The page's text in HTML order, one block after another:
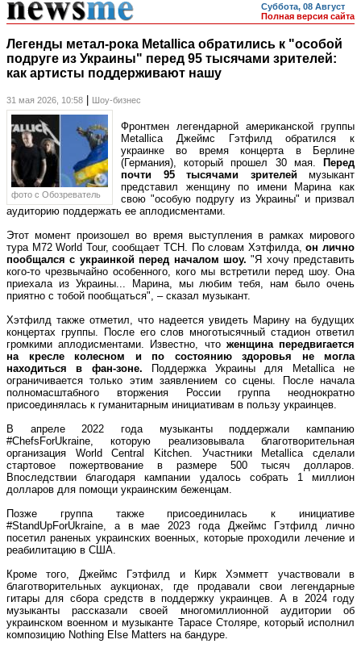
Суббота, 08 Август
Полная версия сайта
Легенды метал-рока Metallica обратились к "особой
подруге из Украины" перед 95 тысячами зрителей:
как артисты поддерживают нашу
31 мая 2026, 10:58 Шоу-бизнес
фото c Обозреватель
Фронтмен легендарной американской группы
Metallica Джеймс Гэтфилд обратился к
украинке во время концерта в Берлине
(Германия), который прошел 30 мая.
Перед
почти 95 тысячами зрителеймузыкант
представил женщину по имени Марина как
свою "особую подругу из Украины" и призвал
аудиторию поддержать ее аплодисментами.
Этот момент произошел во время выступления в рамках мирового
тура M72 World Tour, сообщает ТСН. По словам Хэтфилда,он лично
пообщался с украинкой перед началом шоу."Я хочу представить
кого-то чрезвычайно особенного, кого мы встретили перед шоу. Она
приехала из Украины... Марина, мы любим тебя, нам было очень
приятно с тобой пообщаться", – сказал музыкант.
Хэтфилд также отметил, что надеется увидеть Марину на будущих
концертах группы. После его слов многотысячный стадион ответил
громкими аплодисментами. Известно, что женщина передвигается
на кресле колесном и по состоянию здоровья не могла
находиться в фан-зоне.
Поддержка Украины для Metallica не
ограничивается только этим заявлением со сцены. После начала
полномасштабного вторжения России группа неоднократно
присоединялась к гуманитарным инициативам в пользу украинцев.
В апреле 2022 года музыканты поддержали кампанию
#ChefsForUkraine, которую реализовывала благотворительная
организация World Central Kitchen. Участники Metallica сделали
стартовое пожертвование в размере 500 тысяч долларов.
Впоследствии благодаря кампании удалось собрать 1 миллион
долларов для помощи украинским беженцам.
Позже группа также присоединилась к инициативе
#StandUpForUkraine, а в мае 2023 года Джеймс Гэтфилд лично
посетил раненых украинских военных, которые проходили лечение и
реабилитацию в США.
Кроме того, Джеймс Гэтфилд и Кирк Хэмметт участвовали в
благотворительных аукционах, где продавали свои легендарные
гитары для сбора средств в поддержку украинцев. А в 2024 году
музыканты рассказали своей многомиллионной аудитории об
украинском военном и музыканте Тарасе Столяре, который исполнил
композицию Nothing Else Matters на бандуре.